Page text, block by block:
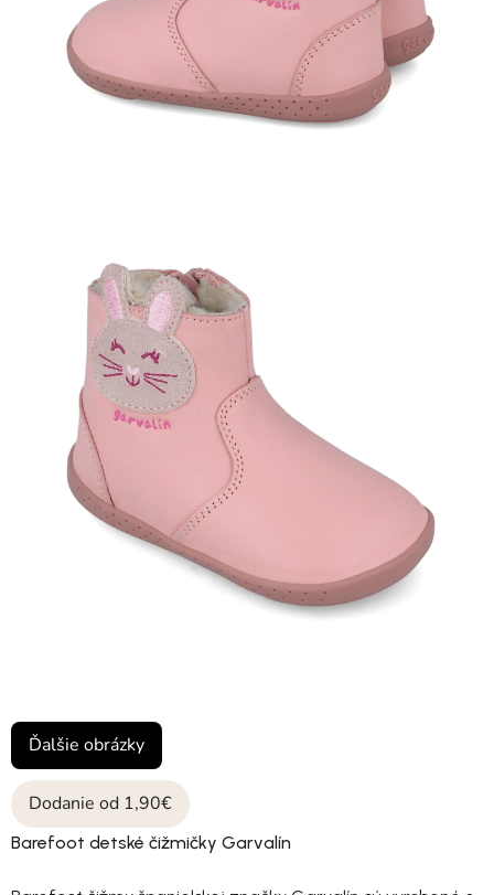
Dodanie od 1,90€
Barefoot detské čižmičky Garvalín
Ďalšie obrázky